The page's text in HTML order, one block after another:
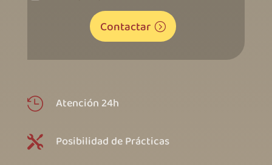
Contactar
 Atención 24h
 Posibilidad de Prácticas